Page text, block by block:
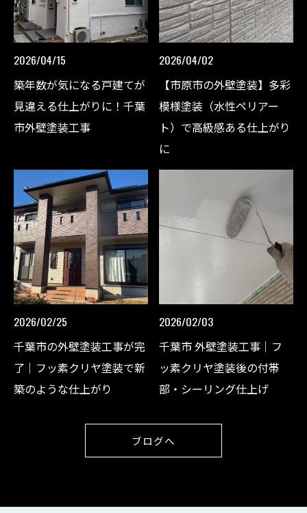
2026/04/15
築年数が気になる戸建てが
見違える仕上がりに！千葉
市外壁塗装工事
2026/04/02
【市原市の外壁塗装】多彩
模様塗装（水性ペリアー
ト）で高級感ある仕上がり
に
2026/02/25
千葉市の外壁塗装工事が完
了｜フッ素クリヤ塗装で新
築のような仕上がり
2026/02/03
千葉市 外壁塗装工事｜フ
ッ素クリヤ塗装後の付帯
部・シーリング仕上げ
ブログへ
お問い合わせはこちら